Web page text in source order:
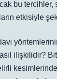
bu tercihler,
etkisiyle
ilişkilidir?